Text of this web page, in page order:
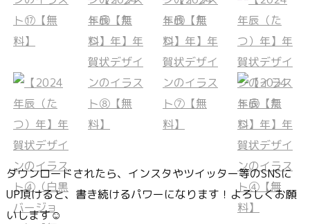
ダウンロードされたら、インスタやツイッター等のSNSに
UP頂けると、書き続けるパワーになります！よろしくお願
いします☺